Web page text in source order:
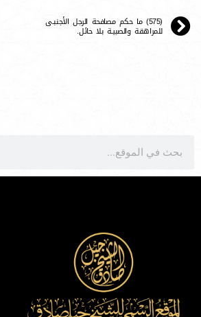
(575) ما حكم مصافحة الرجل الأجنبـى
للمراهقة والصبيـة بلا حائل.